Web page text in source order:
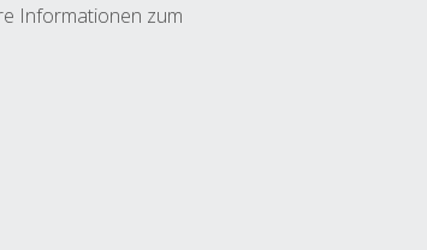
Informationen zum